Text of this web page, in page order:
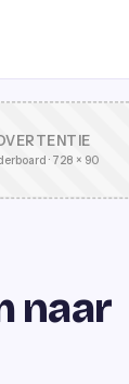
· 728 × 90
naar